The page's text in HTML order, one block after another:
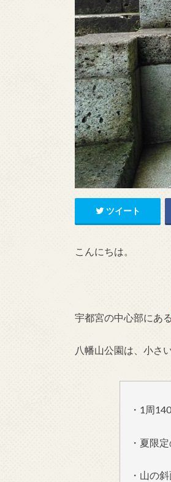
ツイート
こんにちは。
宇都宮の中心部にある
八幡山公園は、小さ
・1周
・夏限
・山の